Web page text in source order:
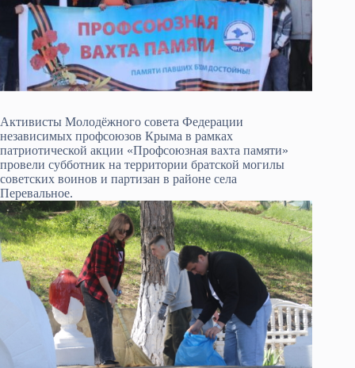
Активисты Молодёжного совета Федерации
независимых профсоюзов Крыма в рамках
патриотической акции «Профсоюзная вахта памяти»
провели субботник на территории братской могилы
советских воинов и партизан в районе села
Перевальное.